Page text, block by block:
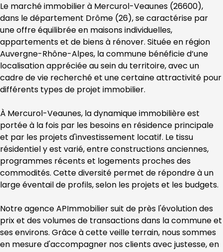
Le marché immobilier à Mercurol-Veaunes (26600),
dans le département Drôme (26), se caractérise par
une offre équilibrée en maisons individuelles,
Auvergne-Rhône-Alpes, la commune bénéficie d’une
localisation appréciée au sein du territoire, avec un
cadre de vie recherché et une certaine attractivité pour
différents types de projet immobilier.
À Mercurol-Veaunes, la dynamique immobilière est
portée à la fois par les besoins en résidence principale
et par les projets d'investissement locatif. Le tissu
résidentiel y est varié, entre constructions anciennes,
programmes récents et logements proches des
commodités. Cette diversité permet de répondre à un
large éventail de profils, selon les projets et les budgets.
Notre agence APImmobilier suit de près l'évolution des
prix et des volumes de transactions dans la commune et
ses environs. Grâce à cette veille terrain, nous sommes
en mesure d'accompagner nos clients avec justesse, en